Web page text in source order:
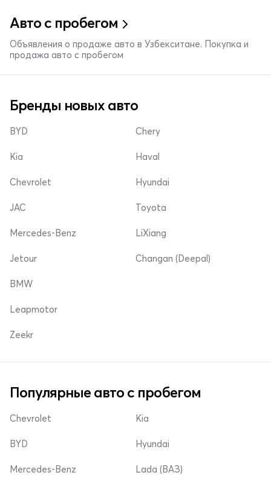
Авто с пробегом
Объявления о продаже авто в Узбекситане. Покупка и
продажа авто с пробегом
Бренды новых авто
BYD
Kia
Chevrolet
Chery
Haval
Hyundai
JAC
Mercedes-Benz
Jetour
Toyota
LiXiang
Changan (Deepal)
BMW
Leapmotor
Zeekr
Популярные авто с пробегом
Chevrolet
BYD
Mercedes-Benz
Kia
Hyundai
Lada (ВАЗ)